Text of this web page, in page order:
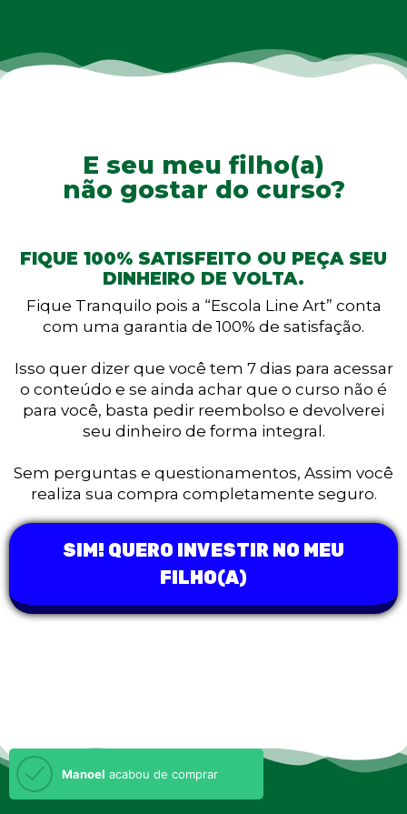
E seu meu filho(a)
não gostar do curso?
FIQUE 100% SATISFEITO OU PEÇA SEU
DINHEIRO DE VOLTA.
Fique Tranquilo pois a “Escola Line Art” conta
com uma garantia de 100% de satisfação.
Isso quer dizer que você tem 7 dias para acessar
o conteúdo e se ainda achar que o curso não é
para você, basta pedir reembolso e devolverei
seu dinheiro de forma integral.
Sem perguntas e questionamentos, Assim você
realiza sua compra completamente seguro.
SIM! QUERO INVESTIR NO MEU
FILHO(A)